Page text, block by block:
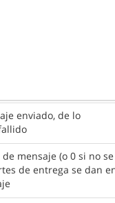
enviado, de lo
mensaje (o 0 si no se
de entrega se dan